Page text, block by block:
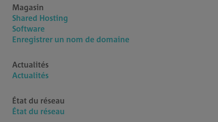
Magasin
Shared Hosting
Software
Enregistrer un nom de domaine
Actualités
Actualités
État du réseau
État du réseau